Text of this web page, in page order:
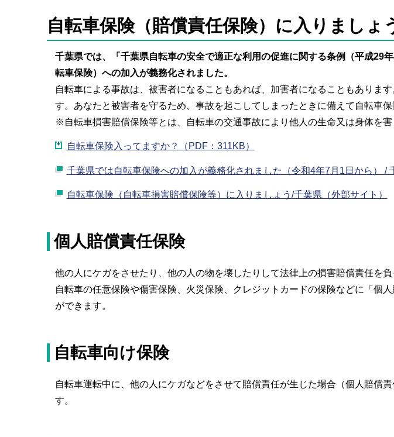
自転車保険（賠償責任保険）に入りましょ
千葉県では、「千葉県自転車の安全で適正な利用の促進に関する条例（平成29
転車保険）への加入が義務化されました。
自転車による事故は、被害者になることもあれば、加害者になることもありま
す。あなたと被害者を守るため、事故を起こしてしまったときに備えて自転車保
※自転車損害賠償保険等とは、自転車の交通事故により他人の生命又は身体を
自転車保険入ってますか？（PDF：311KB）
千葉県では自転車保険への加入が義務化されました（令和4年7月1日から） /
自転車保険（自転車損害賠償保険等）に入りましょう/千葉県（外部サイト）
個人賠償責任保険
他の人にケガをさせたり、他の人の物を壊したりして法律上の損害賠償責任を
自転車の任意保険や傷害保険、火災保険、クレジットカードの保険などに「個
ができます。
自転車向け保険
自転車運転中に、他の人にケガなどをさせて賠償責任が生じた場合（個人賠償
す。